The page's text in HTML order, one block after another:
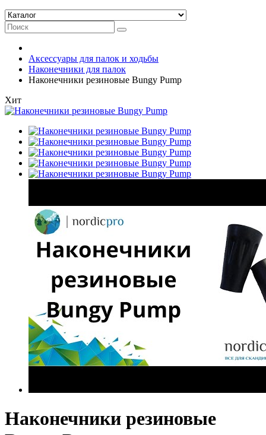
Аксессуары для палок и ходьбы
Наконечники для палок
Наконечники резиновые Bungy Pump
Хит
Наконечники резиновые